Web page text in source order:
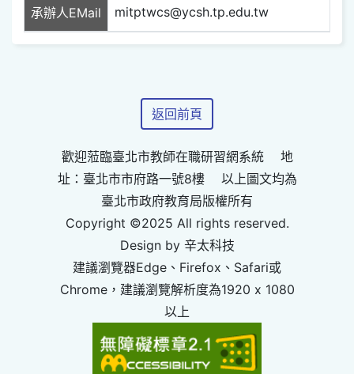
承辦人EMail mitptwcs@ycsh.tp.edu.tw
返回前頁
歡迎蒞臨臺北市教師在職研習網系統 地
址：臺北市市府路一號8樓 以上圖文均為
臺北市政府教育局版權所有
Copyright ©2025 All rights reserved.
Design by 辛太科技
建議瀏覽器Edge、Firefox、Safari或
Chrome，建議瀏覽解析度為1920 x 1080
以上